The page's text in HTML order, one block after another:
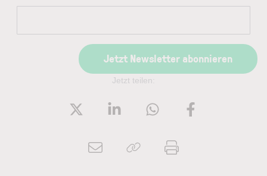
Jetzt Newsletter abonnieren
Jetzt teilen: